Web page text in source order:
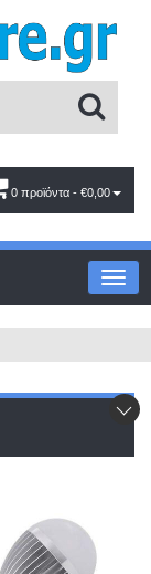
0 προϊόντα - €0,00